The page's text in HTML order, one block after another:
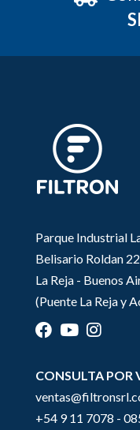
Parque Industrial
Belisario Roldan
La Reja - Buenos
(Puente La Reja y
CONSULTA POR
+54 9 11 7078 -